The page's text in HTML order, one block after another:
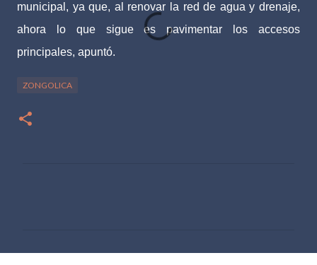
municipal, ya que, al renovar la red de agua y drenaje,
ahora lo que sigue es pavimentar los accesos
principales, apuntó.
ZONGOLICA